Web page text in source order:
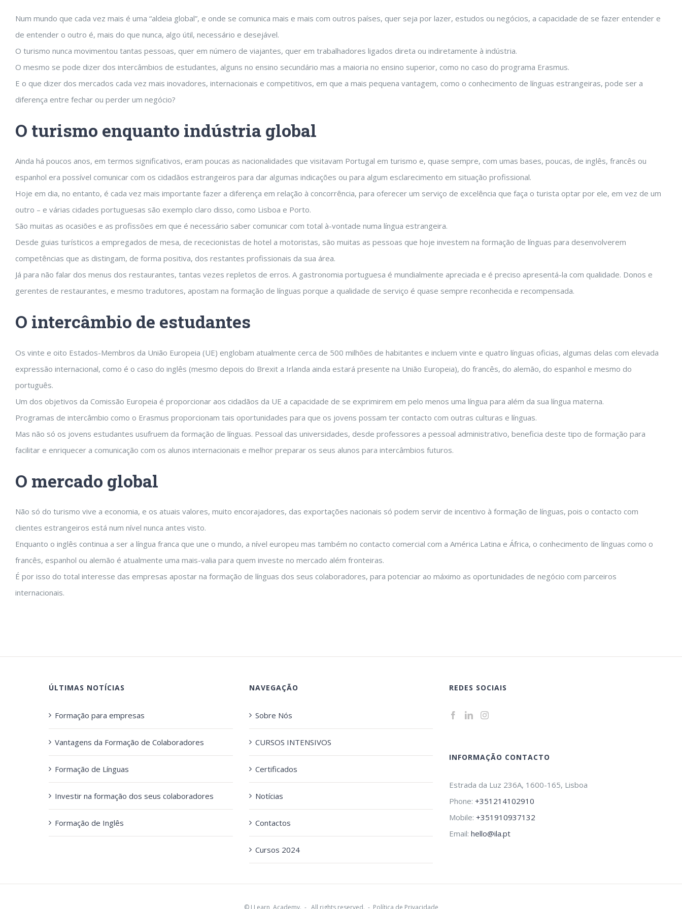
Num mundo que cada vez mais é uma “aldeia global”, e onde se comunica mais e mais com outros países, quer seja por lazer, estudos ou negócios, a capacidade de se fazer entender e
de entender o outro é, mais do que nunca, algo útil, necessário e desejável.
O turismo nunca movimentou tantas pessoas, quer em número de viajantes, quer em trabalhadores ligados direta ou indiretamente à indústria.
O mesmo se pode dizer dos intercâmbios de estudantes, alguns no ensino secundário mas a maioria no ensino superior, como no caso do programa Erasmus.
E o que dizer dos mercados cada vez mais inovadores, internacionais e competitivos, em que a mais pequena vantagem, como o conhecimento de línguas estrangeiras, pode ser a
diferença entre fechar ou perder um negócio?
O turismo enquanto indústria global
Ainda há poucos anos, em termos significativos, eram poucas as nacionalidades que visitavam Portugal em turismo e, quase sempre, com umas bases, poucas, de inglês, francês ou
espanhol era possível comunicar com os cidadãos estrangeiros para dar algumas indicações ou para algum esclarecimento em situação profissional.
Hoje em dia, no entanto, é cada vez mais importante fazer a diferença em relação à concorrência, para oferecer um serviço de excelência que faça o turista optar por ele, em vez de um
outro – e várias cidades portuguesas são exemplo claro disso, como Lisboa e Porto.
São muitas as ocasiões e as profissões em que é necessário saber comunicar com total à-vontade numa língua estrangeira.
Desde guias turísticos a empregados de mesa, de rececionistas de hotel a motoristas, são muitas as pessoas que hoje investem na formação de línguas para desenvolverem
competências que as distingam, de forma positiva, dos restantes profissionais da sua área.
Já para não falar dos menus dos restaurantes, tantas vezes repletos de erros. A gastronomia portuguesa é mundialmente apreciada e é preciso apresentá-la com qualidade. Donos e
gerentes de restaurantes, e mesmo tradutores, apostam na formação de línguas porque a qualidade de serviço é quase sempre reconhecida e recompensada.
O intercâmbio de estudantes
Os vinte e oito Estados-Membros da União Europeia (UE) englobam atualmente cerca de 500 milhões de habitantes e incluem vinte e quatro línguas oficias, algumas delas com elevada
expressão internacional, como é o caso do inglês (mesmo depois do Brexit a Irlanda ainda estará presente na União Europeia), do francês, do alemão, do espanhol e mesmo do
português.
Um dos objetivos da Comissão Europeia é proporcionar aos cidadãos da UE a capacidade de se exprimirem em pelo menos uma língua para além da sua língua materna.
Programas de intercâmbio como o Erasmus proporcionam tais oportunidades para que os jovens possam ter contacto com outras culturas e línguas.
Mas não só os jovens estudantes usufruem da formação de línguas. Pessoal das universidades, desde professores a pessoal administrativo, beneficia deste tipo de formação para
facilitar e enriquecer a comunicação com os alunos internacionais e melhor preparar os seus alunos para intercâmbios futuros.
O mercado global
Não só do turismo vive a economia, e os atuais valores, muito encorajadores, das exportações nacionais só podem servir de incentivo à formação de línguas, pois o contacto com
clientes estrangeiros está num nível nunca antes visto.
Enquanto o inglês continua a ser a língua franca que une o mundo, a nível europeu mas também no contacto comercial com a América Latina e África, o conhecimento de línguas como o
francês, espanhol ou alemão é atualmente uma mais-valia para quem investe no mercado além fronteiras.
É por isso do total interesse das empresas apostar na formação de línguas dos seus colaboradores, para potenciar ao máximo as oportunidades de negócio com parceiros
internacionais.
ÚLTIMAS NOTÍCIAS
Formação para empresas
Vantagens da Formação de Colaboradores
Formação de Línguas
Investir na formação dos seus colaboradores
Formação de Inglês
NAVEGAÇÃO
Sobre Nós
CURSOS INTENSIVOS
Certificados
Notícias
Contactos
Cursos 2024
REDES SOCIAIS
INFORMAÇÃO CONTACTO
Estrada da Luz 236A, 1600-165, Lisboa
Phone:+351214102910
Mobile:+351910937132
Email:hello@ila.pt